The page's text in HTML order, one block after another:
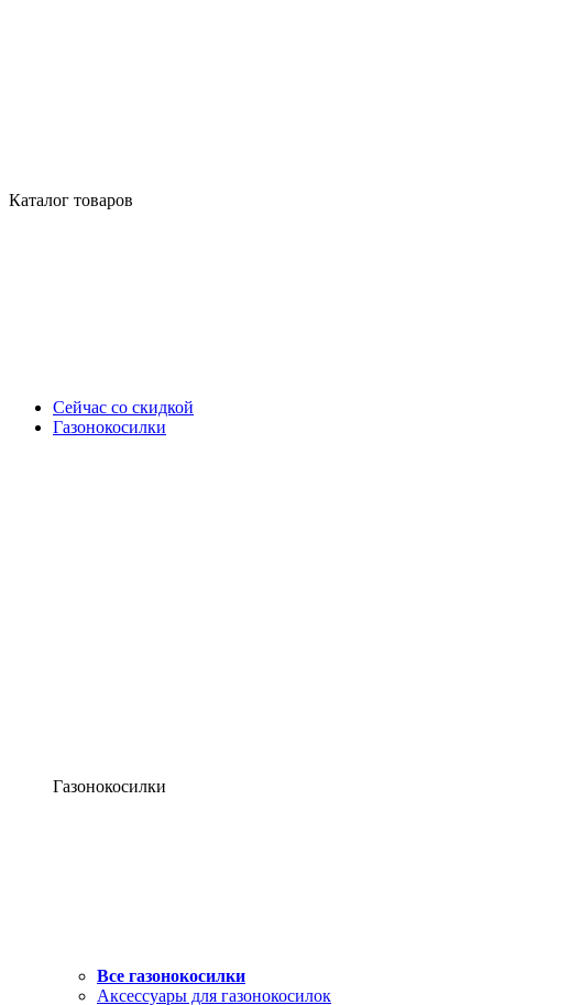
Каталог товаров
Сейчас со скидкой
Газонокосилки
Газонокосилки
Все газонокосилки
Аксессуары для газонокосилок